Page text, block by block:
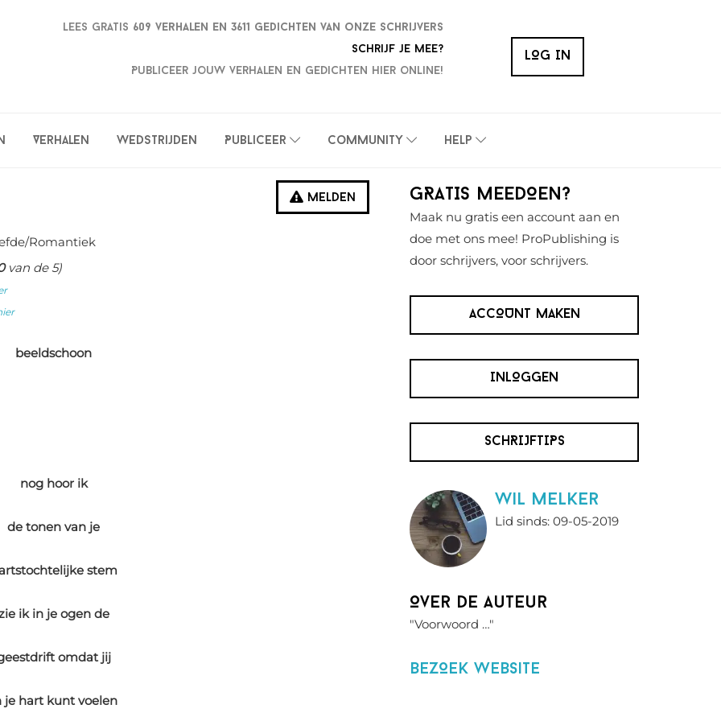
Lees gratis 609 verhalen en 3611 gedichten van onze schrijvers
Schrijf je mee?
Publiceer jouw verhalen en gedichten hier online!
LOG IN
Verhalen Wedstrijden Publiceer Community Help
Melden
Romantiek
van de 5)
beeldschoon
nog hoor ik
de tonen van je
stem
ik in je ogen de
omdat jij
je hart kunt voelen
Primaire
Sidebar
GRATIS MEEDOEN?
Maak nu gratis een account aan en
doe met ons mee! ProPublishing is
door schrijvers, voor schrijvers.
ACCOUNT MAKEN
INLOGGEN
SCHRIJFTIPS
wil melker
Lid sinds: 09-05-2019
Over de auteur
"Voorwoord …"
BezOek website